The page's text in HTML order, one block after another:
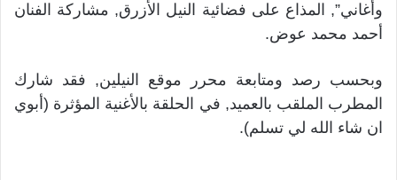
وأغاني”, المذاع على فضائية النيل الأزرق, مشاركة الفنان
أحمد محمد عوض.
وبحسب رصد ومتابعة محرر موقع النيلين, فقد شارك
المطرب الملقب بالعميد, في الحلقة بالأغنية المؤثرة (أبوي
ان شاء الله لي تسلم).